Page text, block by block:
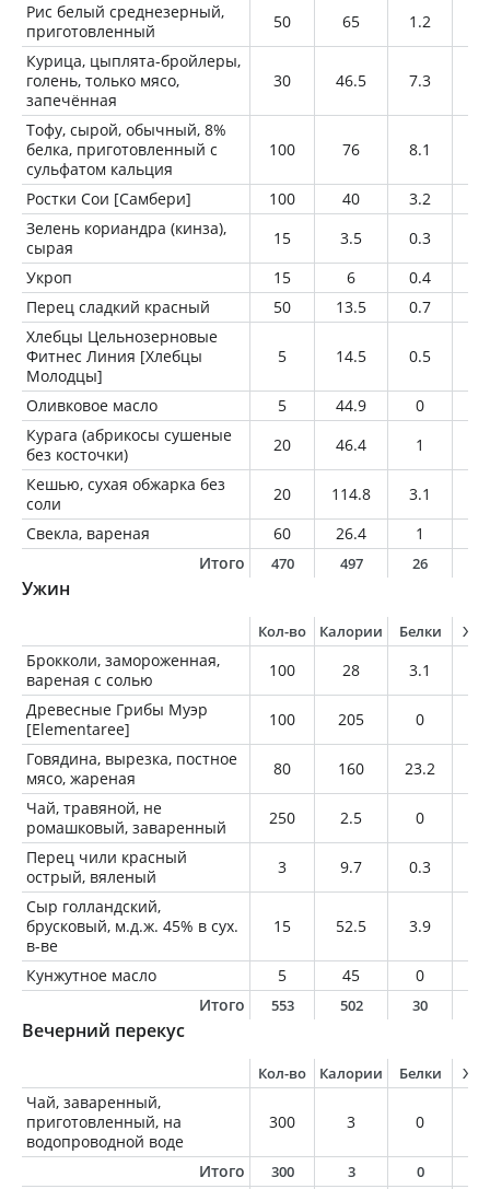
Рис белый среднезерный,
приготовленный
50 65 1.2
Курица, цыплята-бройлеры,
голень, только мясо,
запечённая
30 46.5 7.3
Тофу, сырой, обычный, 8%
белка, приготовленный с
сульфатом кальция
100 76 8.1
Ростки Сои [Самбери] 100 40 3.2
Зелень кориандра (кинза),
сырая
15 3.5 0.3
Укроп
15 6 0.4
Перец сладкий красный
50 13.5 0.7
Хлебцы Цельнозерновые
Фитнес Линия [Хлебцы
Молодцы]
5 14.5 0.5
Оливковое масло 5 44.9 0
Курага (абрикосы сушеные
без косточки)
20 46.4 1
Кешью, сухая обжарка без
соли
20 114.8 3.1
Свекла, вареная
60 26.4 1
Итого
470 497 26
Ужин
Кол-во Калории Белки
Брокколи, замороженная,
вареная с солью
100 28 3.1
Древесные Грибы Муэр
[Elementaree]
100 205 0
Говядина, вырезка, постное
мясо, жареная
80 160 23.2
Чай, травяной, не
ромашковый, заваренный
250 2.5 0
Перец чили красный
острый, вяленый
3 9.7 0.3
Сыр голландский,
брусковый, м.д.ж. 45% в сух.
в-ве
15 52.5 3.9
Кунжутное масло 5 45 0
Итого
553 502 30
Вечерний перекус
Кол-во Калории Белки
Чай, заваренный,
приготовленный, на
водопроводной воде
300 3 0
Итого 300 3 0